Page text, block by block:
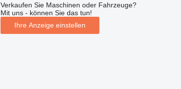
Verkaufen Sie Maschinen oder Fahrzeuge?
Mit uns - können Sie das tun!
Ihre Anzeige einstellen